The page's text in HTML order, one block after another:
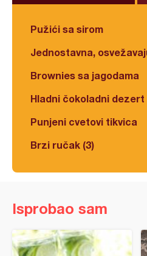
Pužići sa sirom
Jednostavna,
Brownies sa jagodama
Hladni čokoladni dezert
Punjeni cvetovi tikvica
Brzi ručak (3)
Isprobao sam